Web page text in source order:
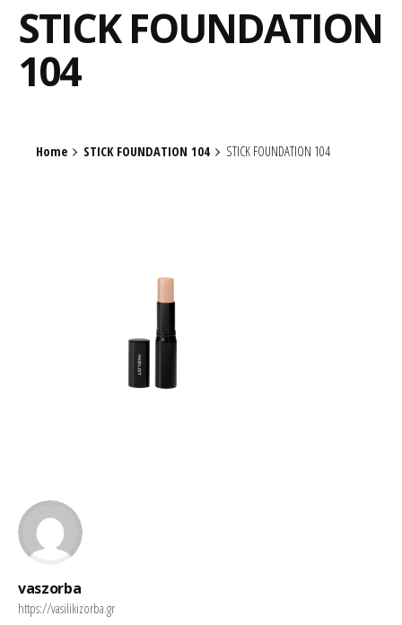
STICK FOUNDATION
104
Home STICK FOUNDATION 104 STICK FOUNDATION 104
vaszorba
https://vasilikizorba.gr